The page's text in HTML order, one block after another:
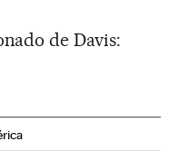
de Davis: